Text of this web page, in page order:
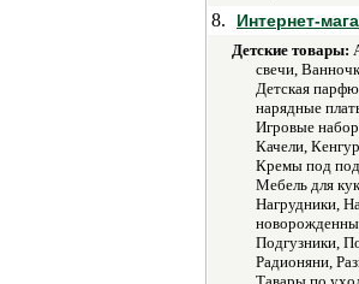
8. Интернет-
Детские товары:
свечи,
Детская
нарядные
Игровые
Качели,
Кремы под
Мебель для
Нагрудники,
Подгузники,
Радионяни,